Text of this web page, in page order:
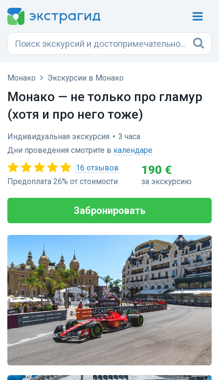
Монако Экскурсии в Монако
Монако — не только про гламур
(хотя и про него тоже)
Индивидуальная экскурсия • 3 часа
Дни проведения смотрите в календаре
16 отзывов
Предоплата 26% от стоимости
190 €
за экскурсию
Забронировать